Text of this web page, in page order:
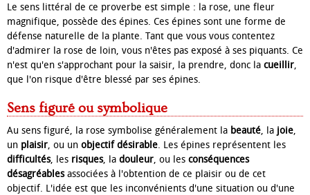
Le sens littéral de ce proverbe est simple : la rose, une fleur
magnifique, possède des épines. Ces épines sont une forme de
défense naturelle de la plante. Tant que vous vous contentez
d'admirer la rose de loin, vous n'êtes pas exposé à ses piquants. Ce
n'est qu'en s'approchant pour la saisir, la prendre, donc la cueillir,
que l'on risque d'être blessé par ses épines.
Sens figuré ou symbolique
Au sens figuré, la rose symbolise généralement la beauté, la joie,
un plaisir, ou un objectif désirable. Les épines représentent les
difficultés, les risques, la douleur, ou les conséquences
désagréablesassociées à l'obtention de ce plaisir ou de cet
objectif. L'idée est que les inconvénients d'une situation ou d'une